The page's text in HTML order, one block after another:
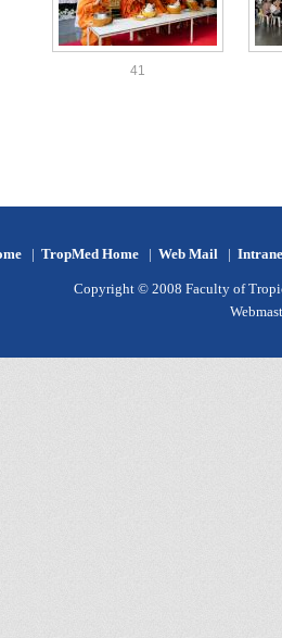
41
| TropMed Home | Web Mail |
Copyright © 2008 Faculty of